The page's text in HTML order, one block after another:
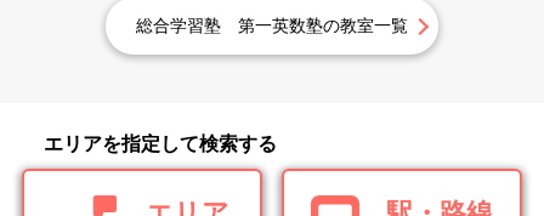
総合学習塾 第一英数塾の教室一覧
エリアを指定して検索する